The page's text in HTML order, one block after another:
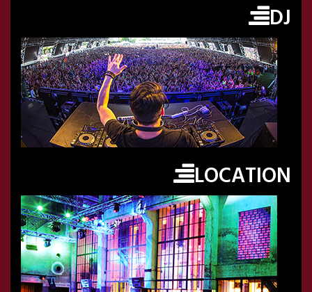
DJ
LOCATION